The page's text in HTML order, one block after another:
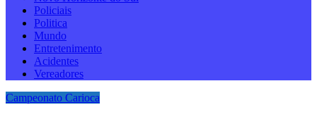
Policiais
Politica
Mundo
Entretenimento
Acidentes
Vereadores
Campeonato Carioca